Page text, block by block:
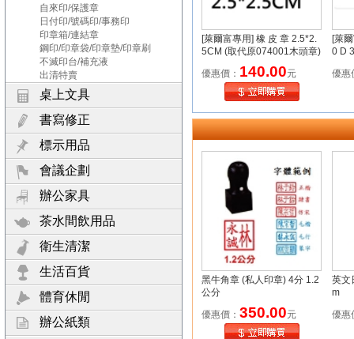
自來印/保護章
日付印/號碼印/事務印
印章箱/連結章
鋼印/印章袋/印章墊/印章刷
不滅印台/補充液
出清特賣
桌上文具
書寫修正
標示用品
會議企劃
辦公家具
茶水間飲用品
衛生清潔
生活百貨
體育休閒
辦公紙類
[萊爾富專用] 橡 皮 章 2.5*2.
5CM (取代原074001木頭章)
優惠價： 140.00元
[萊
0 D
優惠
黑牛角章 (私人印章) 4分 1.2
公分
優惠價： 350.00元
英文
m
優惠